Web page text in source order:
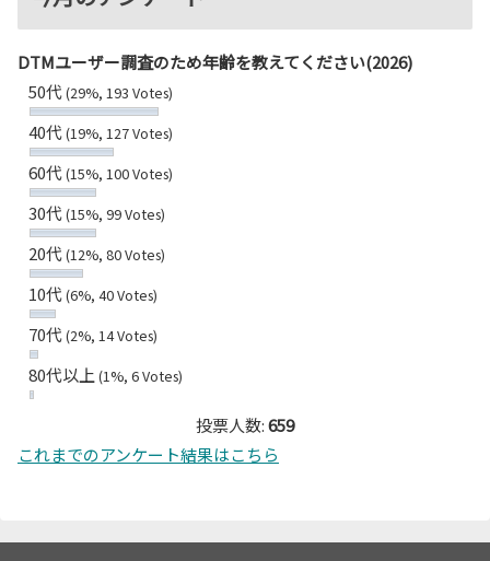
DTMユーザー調査のため年齢を教えてください(2026)
50代(29%, 193 Votes)
40代(19%, 127 Votes)
60代(15%, 100 Votes)
30代(15%, 99 Votes)
20代(12%, 80 Votes)
10代(6%, 40 Votes)
70代(2%, 14 Votes)
80代以上 (1%, 6 Votes)
投票人数:659
これまでのアンケート結果はこちら